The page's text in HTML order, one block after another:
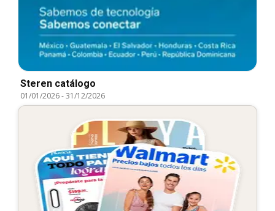
Steren catálogo
01/01/2026-31/12/2026